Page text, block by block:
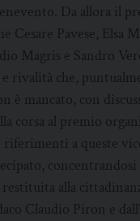
Da allora il
Cesare Pavese, Elsa
Magris e Sandro
rivalità che,
è mancato, con
corsa al premio
a queste
alla
Claudio Piron e